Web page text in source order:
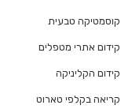
קוסמטיקה טבעית
קידום אתרי מטפלים
קידום הקליניקה
קריאה בקלפי טארוט